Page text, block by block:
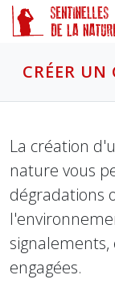
CRÉER UN
La création
nature vous
dégradations
engagées.
Panneau de